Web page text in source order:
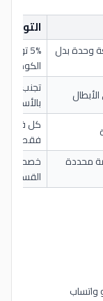
التوفير
وحدة بدل
5%
الكود
تجنب أي
بالأسعار
كل فرد
فقط
محددة
القسيمة
واتساب